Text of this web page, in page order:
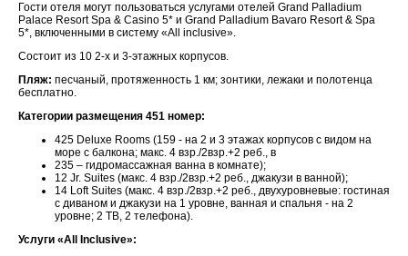
Гости отеля могут пользоваться услугами отелей Grand Palladium
Palace Resort Spa & Casino 5* и Grand Palladium Bavaro Resort & Spa
5*, включенными в систему «All inclusive».
Состоит из 10 2-х и 3-этажных корпусов.
Пляж: песчаный, протяженность 1 км; зонтики, лежаки и полотенца
бесплатно.
Категории размещения 451 номер:
425 Deluxe Rooms (159 - на 2 и 3 этажах корпусов с видом на
море с балкона; макс. 4 взр./2взр.+2 реб., в
235 – гидромассажная ванна в комнате);
12 Jr. Suites (макс. 4 взр./2взр.+2 реб., джакузи в ванной);
14 Loft Suites (макс. 4 взр./2взр.+2 реб., двухуровневые: гостиная
с диваном и джакузи на 1 уровне, ванная и спальня - на 2
уровне; 2 ТВ, 2 телефона).
Услуги «All Inclusive»: